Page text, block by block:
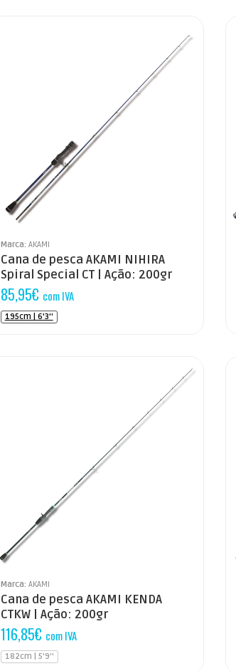
Marca: AKAMI
Cana de pesca AKAMI NIHIRA
Spiral Special CT | Ação: 200gr
85,95€ com IVA
195cm | 6'3''
Marca: AKAMI
Cana de pesca AKAMI KENDA
CTKW | Ação: 200gr
116,85€ com IVA
182cm | 5'9''